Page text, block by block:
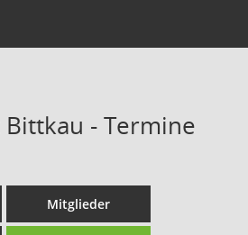
- Termine
Mitglieder